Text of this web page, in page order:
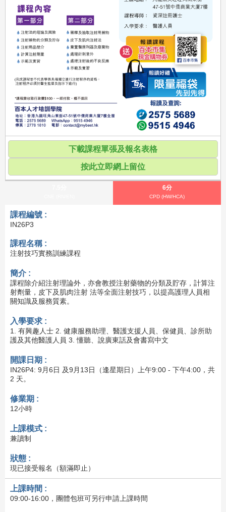
下載課程單張及報名表格
按此立即網上留位
6分
CPD (HW/HCA)
課程編號 :
IN26P3
課程名稱 :
注射技巧實務訓練課程
簡介 :
課程除介紹注射理論外，亦會教授注射藥物的分類及貯存，計算注
射劑量，皮下及肌肉注射 法等全面注射技巧，以提高護理人員相
關知識及服務質素。
入學要求 :
1. 有興趣人士 2. 健康服務助理、醫護支援人員、保健員、診所助
護及其他醫護人員 3. 懂聽、說廣東話及會書寫中文
開課日期 :
IN26P4: 9月6日 及9月13日（逢星期日）上午9:00 - 下午4:00，共
2 天。
修業期 :
12小時
上課模式 :
兼讀制
狀態 :
現已接受報名（額滿即止）
上課時間 :
09:00-16:00，團體包班可另行申請上課時間